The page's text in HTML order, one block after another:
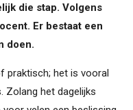
die stap. Volgens
Er bestaat een
doen.
praktisch; het is vooral
Zolang het dagelijks